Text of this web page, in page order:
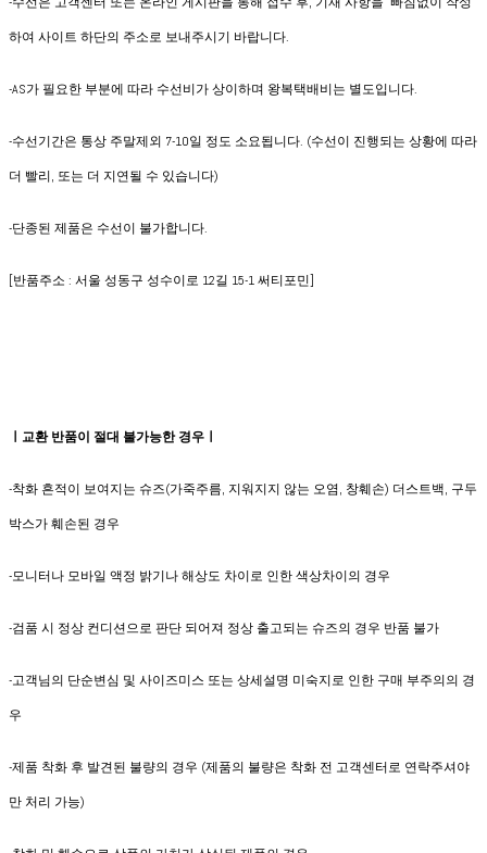
하여 사이트 하단의 주소로 보내주시기 바랍니다.
-AS가 필요한 부분에 따라 수선비가 상이하며 왕복택배비는 별도입니다.
-수선기간은 통상 주말제외 7-10일 정도 소요됩니다. (수선이 진행되는 상황에 따라
더 빨리, 또는 더 지연될 수 있습니다)
-단종된 제품은 수선이 불가합니다.
[반품주소 : 서울 성동구 성수이로 12길 15-1 써티포민]
ㅣ교환 반품이 절대 불가능한 경우ㅣ
-착화 흔적이 보여지는 슈즈(가죽주름, 지워지지 않는 오염, 창훼손) 더스트백, 구두
박스가 훼손된 경우
-모니터나 모바일 액정 밝기나 해상도 차이로 인한 색상차이의 경우
-검품 시 정상 컨디션으로 판단 되어져 정상 출고되는 슈즈의 경우 반품 불가
-고객님의 단순변심 및 사이즈미스 또는 상세설명 미숙지로 인한 구매 부주의의 경
우
-제품 착화 후 발견된 불량의 경우 (제품의 불량은 착화 전 고객센터로 연락주셔야
만 처리 가능)